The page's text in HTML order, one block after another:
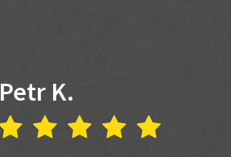
Petr K.